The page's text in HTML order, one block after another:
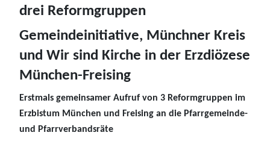
drei Reformgruppen
Gemeindeinitiative, Münchner Kreis
und Wir sind Kirche in der Erzdiözese
München-Freising
Erstmals gemeinsamer Aufruf von 3 Reformgruppen im
Erzbistum München und Freising an die Pfarrgemeinde-
und Pfarrverbandsräte